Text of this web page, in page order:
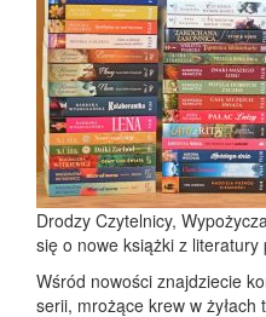
Drodzy Czytelnicy,
się o nowe książki z literatury
Wśród nowości znajdziecie
serii, mrożące krew w żyłach